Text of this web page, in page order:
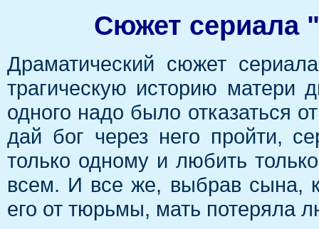
Сюжет сериала
Драматический сюжет
трагическую историю матери
одного надо было отказаться
дай бог через него пройти,
только одному и любить
всем. И все же, выбрав сына,
его от тюрьмы, мать потеряла